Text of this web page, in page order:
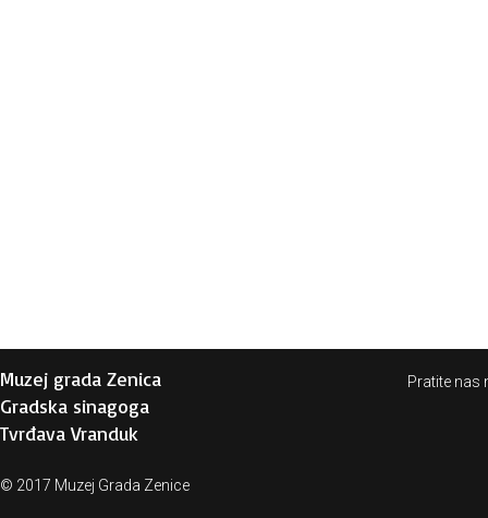
Muzej grada Zenica
Gradska sinagoga
Tvrđava Vranduk
© 2017 Muzej Grada Zenice
Pratite nas